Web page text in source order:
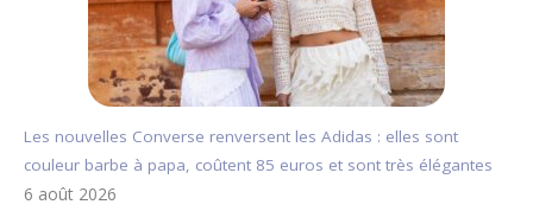
Les nouvelles Converse renversent les Adidas : elles sont
couleur barbe à papa, coûtent 85 euros et sont très élégantes
6 août 2026